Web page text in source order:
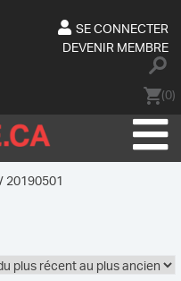
SE CONNECTER
DEVENIR MEMBRE
(0)
20190501